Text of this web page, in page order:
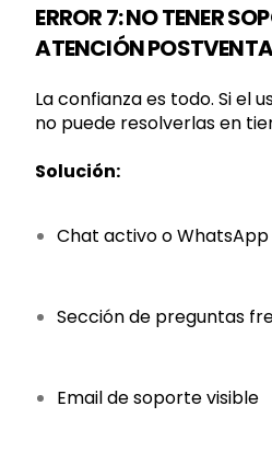
ERROR 7: NO TENER
ATENCIÓN POSTVENTA
La confianza es todo. Si el
no puede resolverlas en
Solución:
Chat activo o
Sección de preguntas
Email de soporte visible